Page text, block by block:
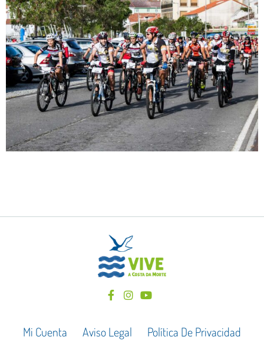
Mi Cuenta Aviso Legal
Política De Privacidad